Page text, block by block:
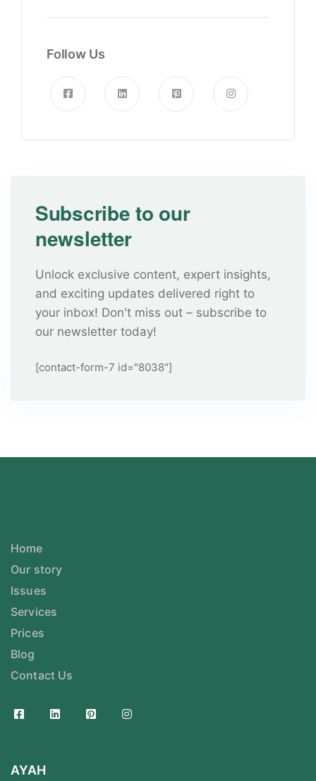
Follow Us
Subscribe to our
newsletter
Unlock exclusive content, expert insights,
and exciting updates delivered right to
your inbox! Don't miss out – subscribe to
our newsletter today!
[contact-form-7 id="8038"]
Home
Our story
Issues
Services
Prices
Blog
Contact Us
AYAH